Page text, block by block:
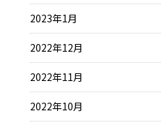
2023年1月
2022年12月
2022年11月
2022年10月